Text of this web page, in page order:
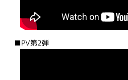
■PV第2弾